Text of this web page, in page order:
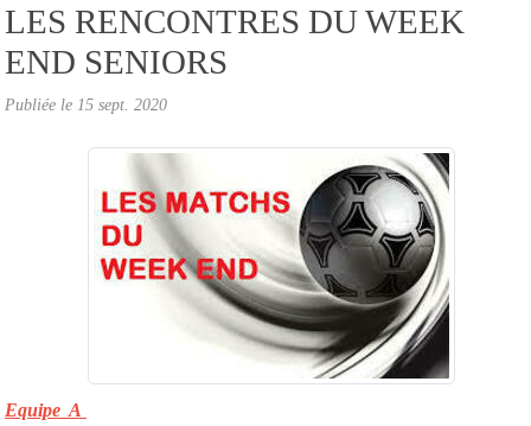
LES RENCONTRES DU WEEK
END SENIORS
Publiée le 15 sept. 2020
Equipe A